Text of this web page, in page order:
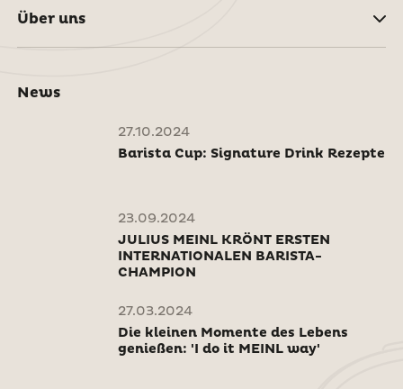
Über uns
News
27.10.2024
Barista Cup: Signature Drink Rezepte
23.09.2024
JULIUS MEINL KRÖNT ERSTEN
INTERNATIONALEN BARISTA-
CHAMPION
27.03.2024
Die kleinen Momente des Lebens
genießen: 'I do it MEINL way'